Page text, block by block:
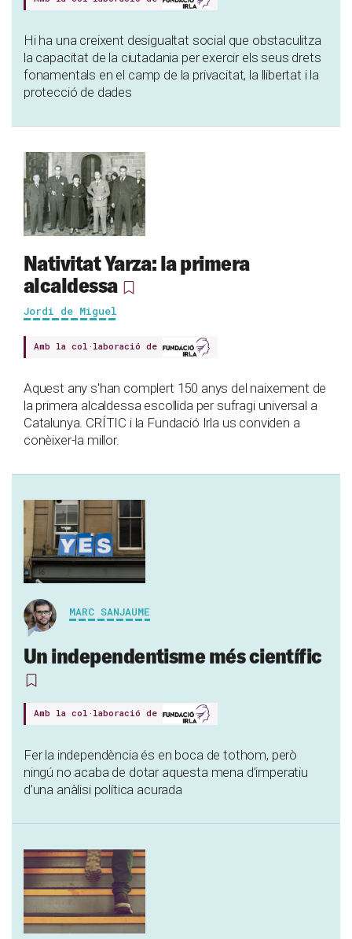
Hi ha una creixent desigualtat social que obstaculitza
la capacitat de la ciutadania per exercir els seus drets
fonamentals en el camp de la privacitat, la llibertat i la
protecció de dades
Nativitat Yarza: la primera
alcaldessa
Jordi de Miguel
Amb la col·laboració de
Aquest any s'han complert 150 anys del naixement de
la primera alcaldessa escollida per sufragi universal a
Catalunya. CRÍTIC i la Fundació Irla us conviden a
conèixer-la millor.
MARC SANJAUME
Un independentisme més científic
Amb la col·laboració de
Fer la independència és en boca de tothom, però
ningú no acaba de dotar aquesta mena d’imperatiu
d’una anàlisi política acurada